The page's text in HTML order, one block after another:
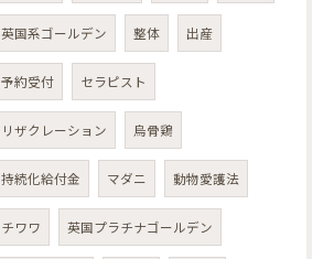
英国系ゴールデン 整体 出産
予約受付 セラピスト
リザクレーション 烏骨鶏
持続化給付金 マダニ 動物愛護法
チワワ 英国プラチナゴールデン